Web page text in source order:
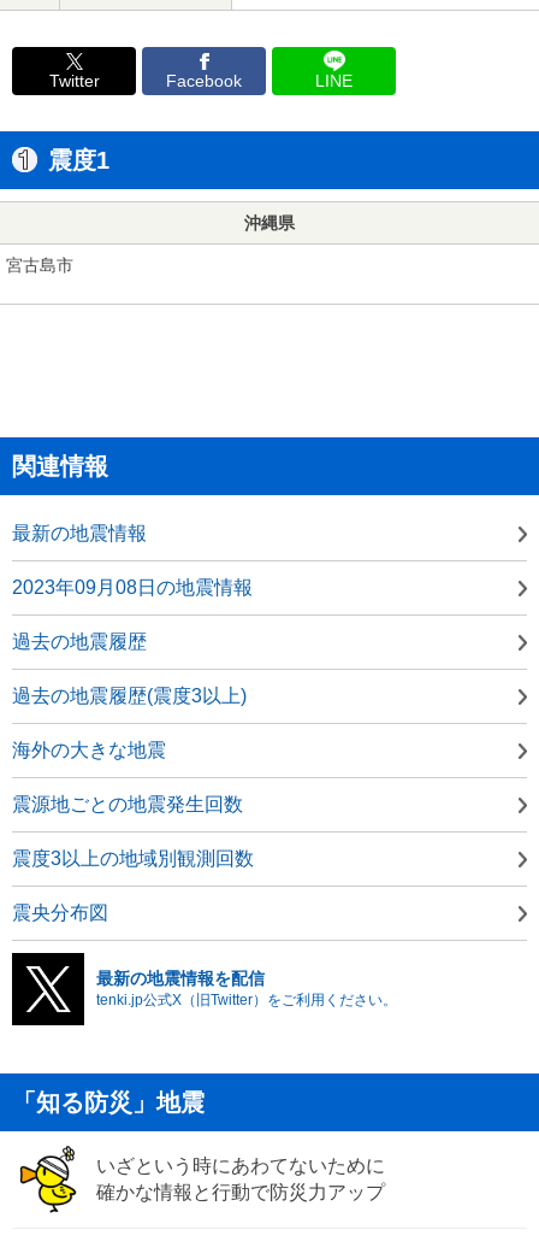
Twitter Facebook LINE
震度1
沖縄県
宮古島市
関連情報
最新の地震情報
2023年09月08日の地震情報
過去の地震履歴
過去の地震履歴(震度3以上)
海外の大きな地震
震源地ごとの地震発生回数
震度3以上の地域別観測回数
震央分布図
最新の地震情報を配信
tenki.jp公式X（旧Twitter）をご利用ください。
「知る防災」地震
いざという時にあわてないために
確かな情報と行動で防災力アップ